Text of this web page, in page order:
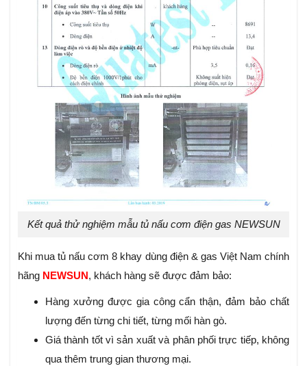
Kết quả thử nghiệm mẫu tủ nấu cơm điện gas NEWSUN
Khi mua tủ nấu cơm 8 khay dùng điện & gas Việt Nam chính
hãng NEWSUN, khách hàng sẽ được đảm bảo:
Hàng xưởng được gia công cẩn thận, đảm bảo chất
lượng đến từng chi tiết, từng mối hàn gò.
Giá thành tốt vì sản xuất và phân phối trực tiếp, không
qua thêm trung gian thương mại.